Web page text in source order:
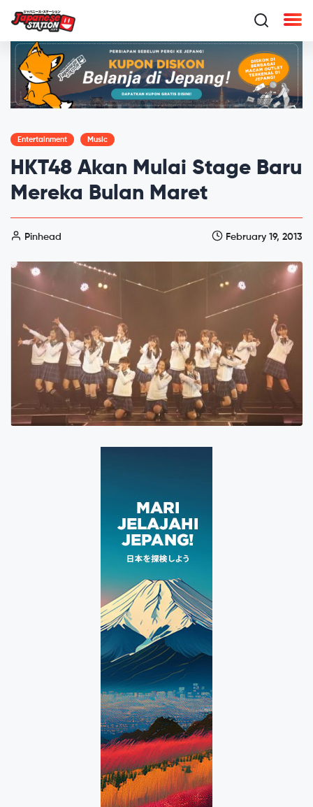
Entertainment Music
HKT48 Akan Mulai Stage Baru
Mereka Bulan Maret
Pinhead February 19, 2013